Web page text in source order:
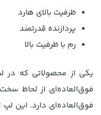
ظرفیت بالای هارد
پردازنده قدرتمند
رم با ظرفیت بالا